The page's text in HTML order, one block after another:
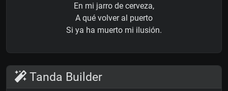
En mi jarro de cerveza,
A qué volver al puerto
Si ya ha muerto mi ilusión.
Tanda Builder